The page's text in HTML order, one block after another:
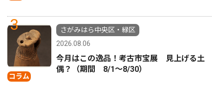
3
コラム
さがみはら中央区・緑区
2026.08.06
今月はこの逸品！考古市宝展 見上げる土
偶？（期間 8/1〜8/30）